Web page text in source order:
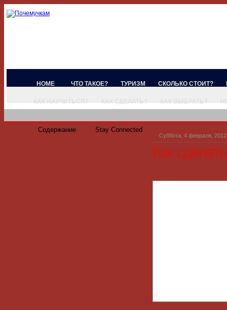
HOME ЧТО ТАКОЕ? ТУРИЗМ СКОЛЬКО СТОИТ?
КАК НАУЧИТЬСЯ? КАК СДЕЛАТЬ? КАК ВЫБРАТЬ?
Содержание Stay Connected
Суббота, 4 февраля, 2012
Как